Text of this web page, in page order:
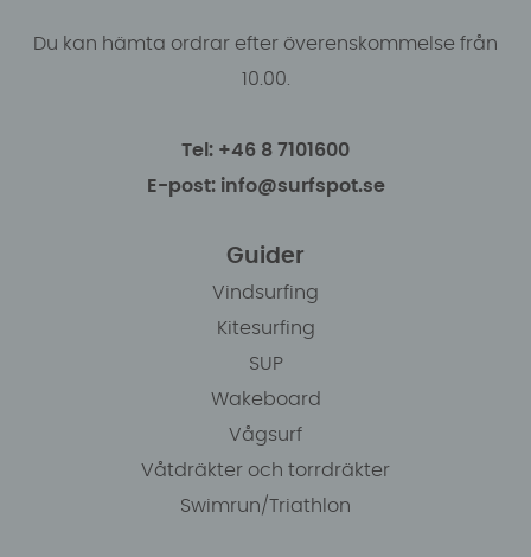
Du kan hämta ordrar efter överenskommelse från
10.00.
Tel: +46 8 7101600
E-post: info@surfspot.se
Guider
Vindsurfing
Kitesurfing
SUP
Wakeboard
Vågsurf
Våtdräkter och torrdräkter
Swimrun/Triathlon